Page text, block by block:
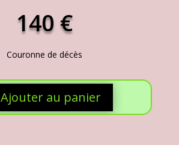
140 €
Couronne de décès
Ajouter au panier